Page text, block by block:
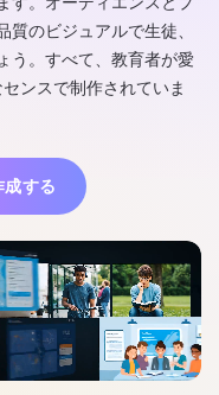
のビジュアルで生徒、
う。すべて、教育者が愛
ンスで制作されていま
成する